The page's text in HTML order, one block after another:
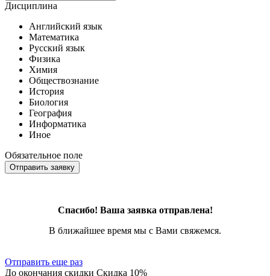
Дисциплина
Английский язык
Математика
Русский язык
Физика
Химия
Обществознание
История
Биология
География
Информатика
Иное
Обязательное поле
Отправить заявку
Спасибо! Ваша заявка отправлена!
В ближайшее время мы с Вами свяжемся.
Отправить еще раз
До окончания скидки Скидка 10%